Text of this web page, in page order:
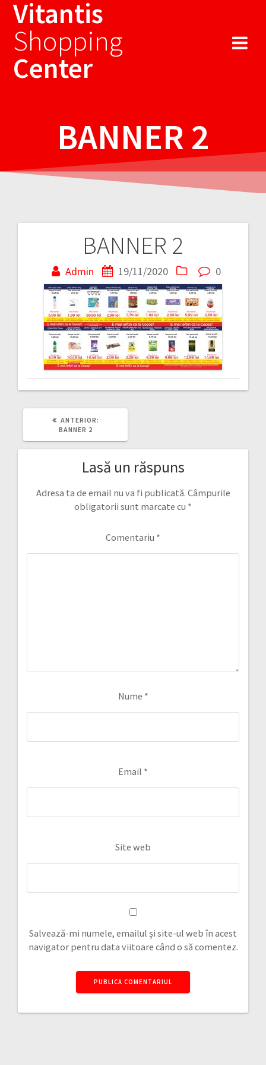
Vitantis
Shopping
Center
BANNER 2
BANNER 2
Admin 19/11/2020 0
Navigare
articole
ANTERIOR:
BANNER 2
Lasă un răspuns
Adresa ta de email nu va fi publicată. Câmpurile
obligatorii sunt marcate cu *
Comentariu *
Nume *
Email *
Site web
Salvează-mi numele, emailul și site-ul web în acest
navigator pentru data viitoare când o să comentez.